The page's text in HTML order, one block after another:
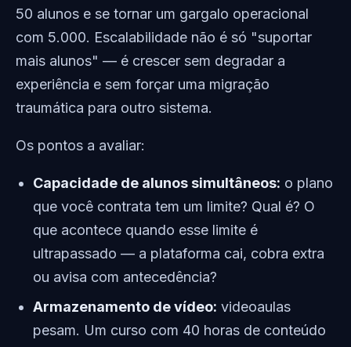
50 alunos e se tornar um gargalo operacional
com 5.000. Escalabilidade não é só "suportar
mais alunos" — é crescer sem degradar a
experiência e sem forçar uma migração
traumática para outro sistema.
Os pontos a avaliar:
Capacidade de alunos simultâneos: o plano
que você contrata tem um limite? Qual é? O
que acontece quando esse limite é
ultrapassado — a plataforma cai, cobra extra
ou avisa com antecedência?
Armazenamento de vídeo: videoaulas
pesam. Um curso com 40 horas de conteúdo